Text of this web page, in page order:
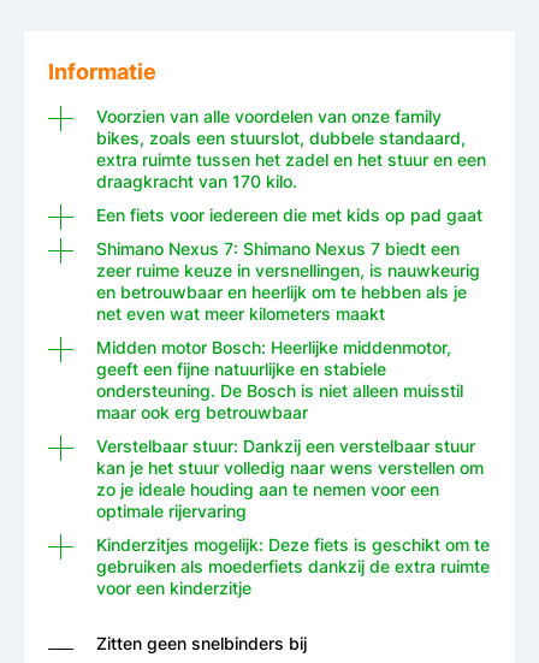
Informatie
Voorzien van alle voordelen van onze family
bikes, zoals een stuurslot, dubbele standaard,
extra ruimte tussen het zadel en het stuur en een
draagkracht van 170 kilo.
Een fiets voor iedereen die met kids op pad gaat
Shimano Nexus 7: Shimano Nexus 7 biedt een
zeer ruime keuze in versnellingen, is nauwkeurig
en betrouwbaar en heerlijk om te hebben als je
net even wat meer kilometers maakt
Midden motor Bosch: Heerlijke middenmotor,
geeft een fijne natuurlijke en stabiele
ondersteuning. De Bosch is niet alleen muisstil
maar ook erg betrouwbaar
Verstelbaar stuur: Dankzij een verstelbaar stuur
kan je het stuur volledig naar wens verstellen om
zo je ideale houding aan te nemen voor een
optimale rijervaring
Kinderzitjes mogelijk: Deze fiets is geschikt om te
gebruiken als moederfiets dankzij de extra ruimte
voor een kinderzitje
Zitten geen snelbinders bij